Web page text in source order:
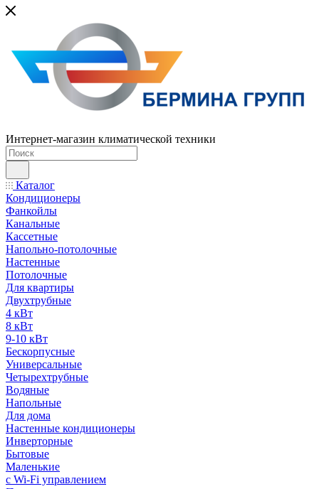
Интернет-магазин климатической техники
Каталог
Кондиционеры
Фанкойлы
Канальные
Кассетные
Напольно-потолочные
Настенные
Потолочные
Для квартиры
Двухтрубные
4 кВт
8 кВт
9-10 кВт
Бескорпусные
Универсальные
Четырехтрубные
Водяные
Напольные
Для дома
Настенные кондиционеры
Инверторные
Бытовые
Маленькие
с Wi-Fi управлением